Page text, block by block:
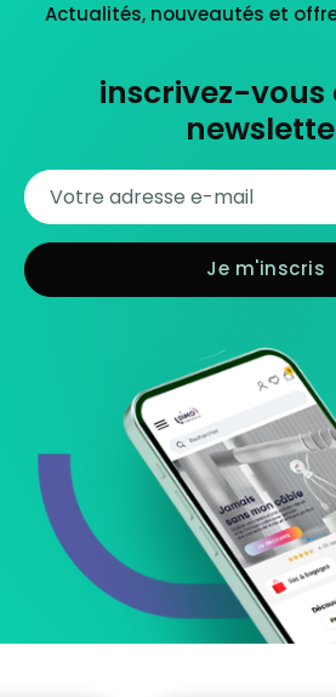
Actualités, nouveautés et
inscrivez-vous